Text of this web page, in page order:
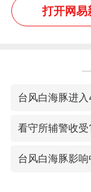
打开网易